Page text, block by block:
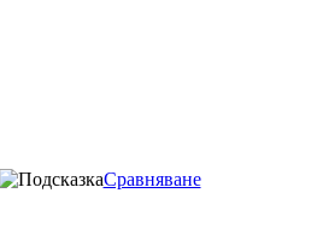
Сравняване